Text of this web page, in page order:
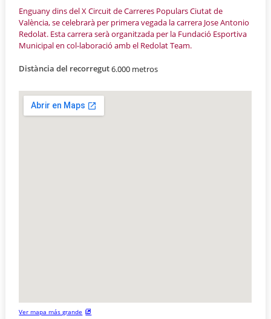
Enguany dins del X Circuit de Carreres Populars Ciutat de
València, se celebrarà per primera vegada la carrera Jose Antonio
Redolat. Esta carrera serà organitzada per la Fundació Esportiva
Municipal en col-laboració amb el Redolat Team.
Distància del recorregut6.000 metros
Ver mapa más grande